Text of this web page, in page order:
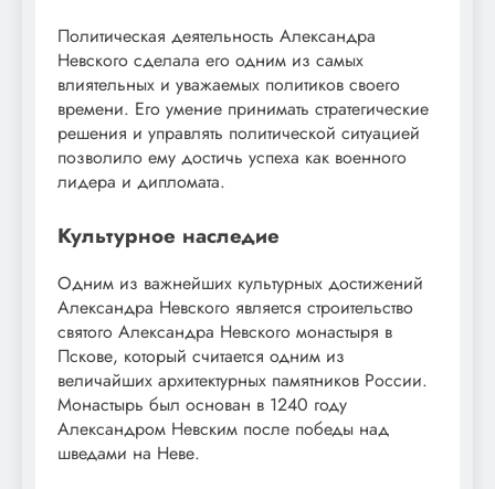
Политическая деятельность Александра
Невского сделала его одним из самых
влиятельных и уважаемых политиков своего
времени. Его умение принимать стратегические
решения и управлять политической ситуацией
позволило ему достичь успеха как военного
лидера и дипломата.
Культурное наследие
Одним из важнейших культурных достижений
Александра Невского является строительство
святого Александра Невского монастыря в
Пскове, который считается одним из
величайших архитектурных памятников России.
Монастырь был основан в 1240 году
Александром Невским после победы над
шведами на Неве.